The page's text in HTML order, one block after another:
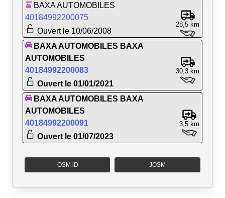
BAXA AUTOMOBILES
40184992200075
Ouvert le 10/06/2008
28,5 km
BAXA AUTOMOBILES BAXA
AUTOMOBILES
40184992200083
Ouvert le 01/01/2021
30,3 km
BAXA AUTOMOBILES BAXA
AUTOMOBILES
40184992200091
Ouvert le 01/07/2023
3,5 km
OSM iD JOSM